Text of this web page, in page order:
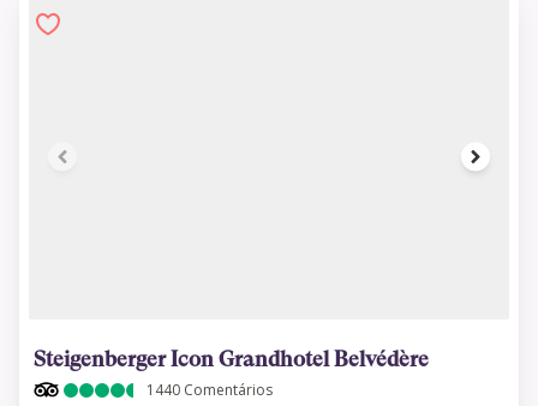
Steigenberger Icon Grandhotel Belvédère
1440 Comentários